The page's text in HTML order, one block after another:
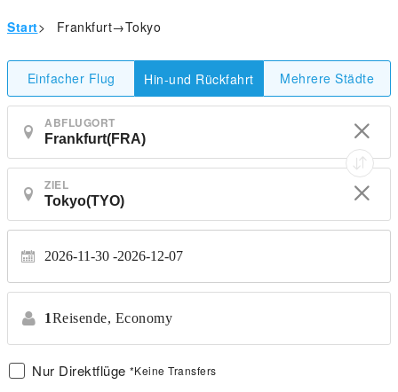
Start> Frankfurt→Tokyo
Einfacher Flug Hin-und Rückfahrt Mehrere Städte
ABFLUGORT
ZIEL
2026-11-30 2026-12-07
1Reisende, Economy
Nur Direktflüge *Keine Transfers